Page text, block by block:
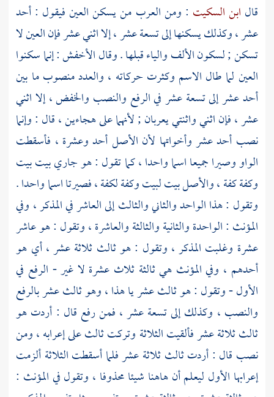
قال ابن السكيت : ومن العرب من يسكن العين فيقول : أحد
عشر ، وكذلك يسكنها إلى تسعة عشر ، إلا اثني عشر فإن العين لا
تسكن ; لسكون الألف والياء قبلها . وقالالأخفش: إنما سكنوا
العين لما طال الاسم وكثرت حركاته ، والعدد منصوب ما بين
أحد عشر إلى تسعة عشر في الرفع والنصب والخفض ، إلا اثني
عشر ، فإن اثني واثنتي يعربان ; لأنهما على هجاءين ، قال : وإنما
نصب أحد عشر وأخواتها لأن الأصل أحد وعشرة ، فأسقطت
الواو وصيرا جميعا اسما واحدا ، كما تقول : هو جاري بيت بيت
وكفة كفة ، والأصل بيت لبيت وكفة لكفة ، فصيرتا اسما واحدا .
وتقول : هذا الواحد والثاني والثالث إلى العاشر في المذكر ، وفي
المؤنث : الواحدة والثانية والثالثة والعاشرة ، وتقول : هو عاشر
عشرة وغلبت المذكر ، وتقول : هو ثالث ثلاثة عشر ، أي هو
أحدهم ، وفي المؤنث هي ثالثة ثلاث عشرة لا غير - الرفع في
الأول - وتقول : هو ثالث عشر يا هذا ، وهو ثالث عشر بالرفع
والنصب ، وكذلك إلى تسعة عشر ، فمن رفع قال : أردت هو
ثالث ثلاثة عشر فألقيت الثلاثة وتركت ثالث على إعرابه ، ومن
نصب قال : أردت ثالث ثلاثة عشر فلما أسقطت الثلاثة ألزمت
إعرابها الأول ليعلم أن هاهنا شيئا محذوفا ، وتقول في المؤنث :